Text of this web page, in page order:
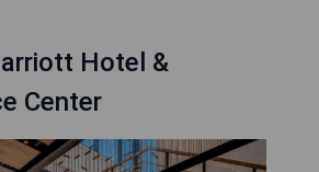
Hotel &
Center